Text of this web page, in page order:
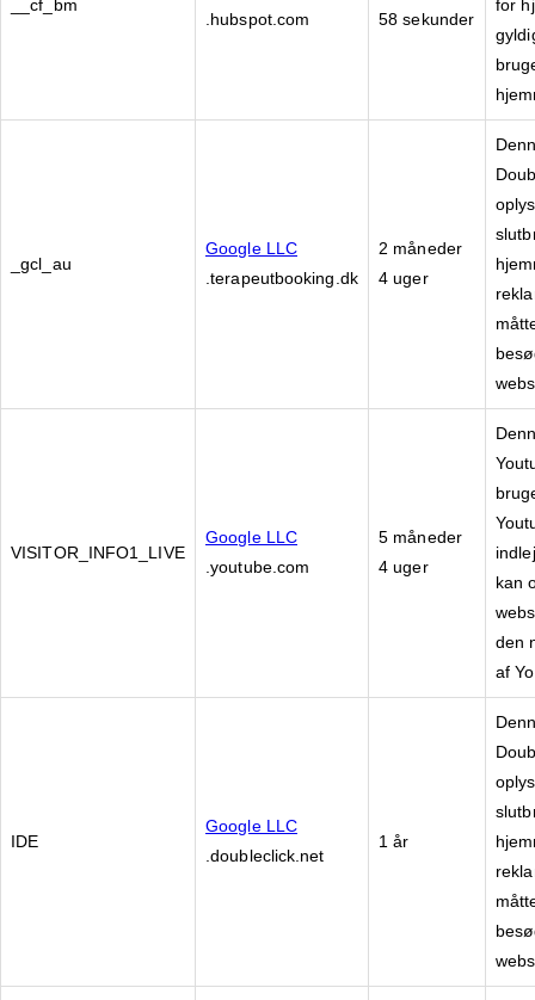
__cf_bm
.hubspot.com 58 sekunder
for
_gcl_au
Google LLC
.terapeutbooking.dk
2 måneder
4 uger
VISITOR_INFO1_LIVE
Google LLC
.youtube.com
5 måneder
4 uger
kan
den
af
IDE
Google LLC
.doubleclick.net
1 år